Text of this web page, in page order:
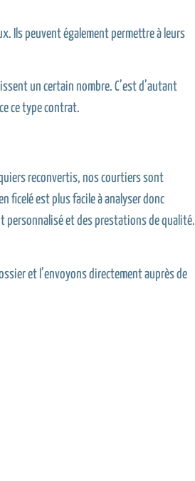
Ils peuvent également permettre à leurs
un certain nombre. C’est d’autant
ce type contrat.
reconvertis, nos courtiers sont
ficelé est plus facile à analyser donc
personnalisé et des prestations de qualité.
et l’envoyons directement auprès de